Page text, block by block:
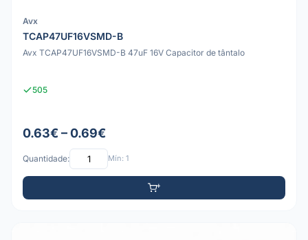
Avx
TCAP47UF16VSMD-B
Avx TCAP47UF16VSMD-B 47uF 16V Capacitor de tântalo
505
0.63€ – 0.69€
Quantidade: Mín: 1